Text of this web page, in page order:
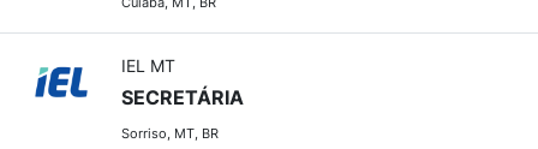
IEL MT
SECRETÁRIA
Sorriso, MT, BR